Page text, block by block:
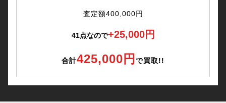
査定額400,000円
41点なので+25,000円
合計425,000円 で買取!!